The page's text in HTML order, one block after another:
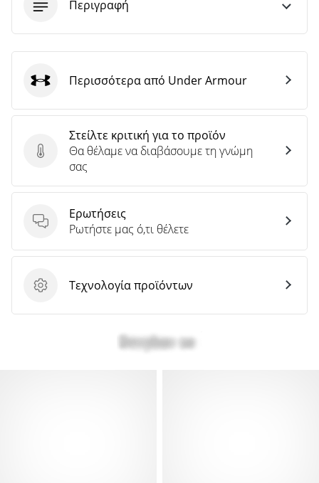
Περιγραφή
Στείλτε κριτική για το προϊόν
Στείλτε κριτική για το προϊόν
Θα θέλαμε να διαβάσουμε τη γνώμη
σας
Ερωτήσεις
Ερωτήσεις
Ρωτήστε μας ό,τι θέλετε
Τεχνολογία προϊόντων
Τεχνολογία προϊόντων
Under Armour
Περισσότερα από Under Armour